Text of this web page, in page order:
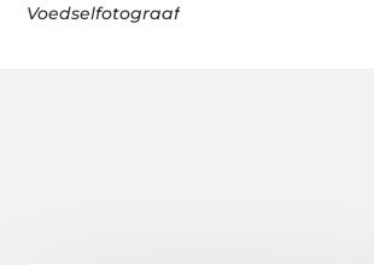
Voedselfotograaf